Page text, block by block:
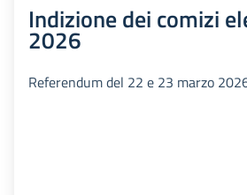
Indizione dei comizi
2026
Referendum del 22 e 23 marzo